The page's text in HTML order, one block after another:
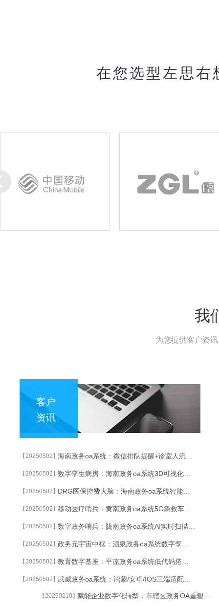
在您选型左思
我
为您提供客户资
客户
资讯
【20250502】 海南政务oa系统：微信排队提醒+诊室人流热力图，候诊时间缩短60%
【20250502】 数字孪生病房：海南政务oa系统3D可视化系统实时监控设备状态与能耗波动
【20250502】 DRG医保控费大脑：海南政务oa系统智能分析病组成本，合规预警准确率99%
【20250502】 移动医疗哨兵：黄南政务oa系统5G急救车实时传输患者数据，急诊响应缩短50%
【20250502】 数字政务哨兵：陇南政务oa系统AI实时扫描政务系统漏洞与异常操作
【20250502】 政务元宇宙中枢：酒泉政务oa系统数字孪生技术重构跨部门协同指挥体系
【20250502】
【20250502】 武威政务oa系统：鸿蒙/安卓/IOS三端适配，教师野外教研也能批作业
【20250210】